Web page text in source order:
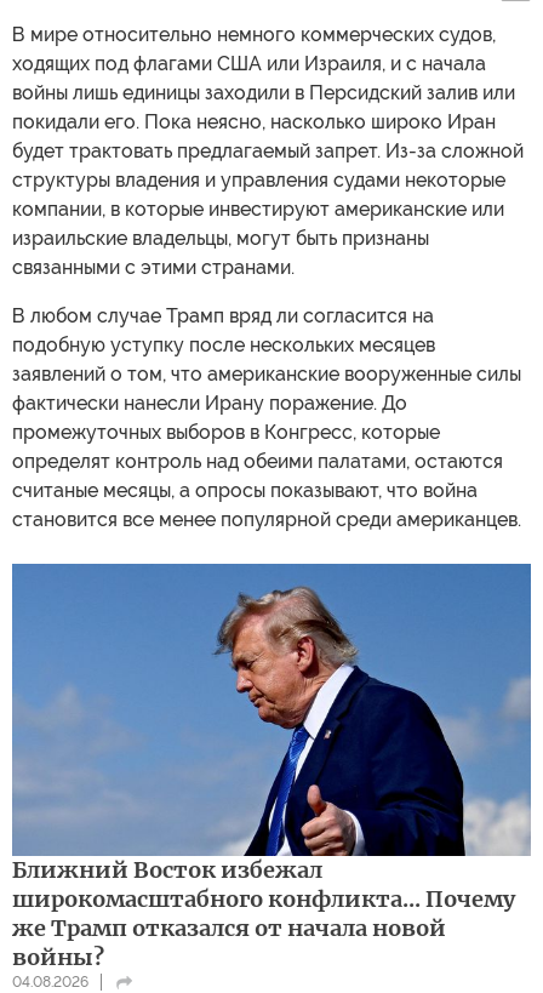
В мире относительно немного коммерческих судов,
ходящих под флагами США или Израиля, и с начала
войны лишь единицы заходили в Персидский залив или
покидали его. Пока неясно, насколько широко Иран
будет трактовать предлагаемый запрет. Из-за сложной
структуры владения и управления судами некоторые
компании, в которые инвестируют американские или
израильские владельцы, могут быть признаны
связанными с этими странами.
В любом случае Трамп вряд ли согласится на
подобную уступку после нескольких месяцев
заявлений о том, что американские вооруженные силы
фактически нанесли Ирану поражение. До
промежуточных выборов в Конгресс, которые
определят контроль над обеими палатами, остаются
считаные месяцы, а опросы показывают, что война
становится все менее популярной среди американцев.
Ближний Восток избежал
широкомасштабного конфликта... Почему
же Трамп отказался от начала новой
войны?
04.08.2026